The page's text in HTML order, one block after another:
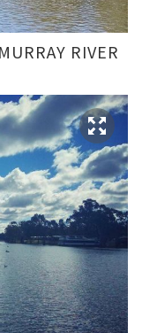
RIVER